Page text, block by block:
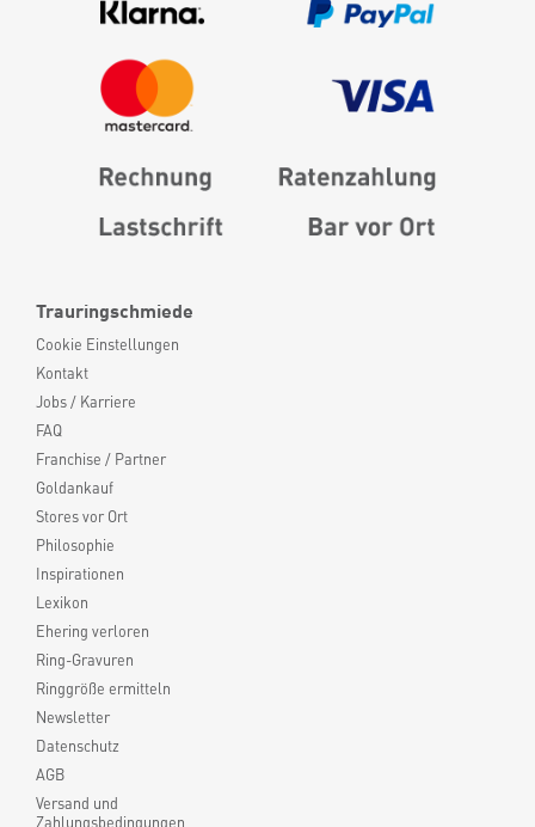
Trauringschmiede
Cookie Einstellungen
Kontakt
Jobs / Karriere
FAQ
Franchise / Partner
Goldankauf
Stores vor Ort
Philosophie
Inspirationen
Lexikon
Ehering verloren
Ring-Gravuren
Ringgröße ermitteln
Newsletter
Datenschutz
AGB
Versand und
Zahlungsbedingungen